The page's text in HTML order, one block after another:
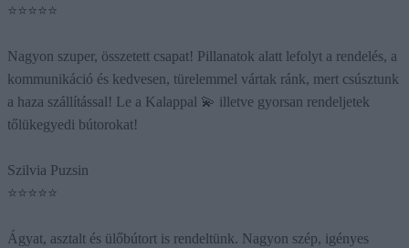
⭐⭐⭐⭐⭐
Nagyon szuper, összetett csapat! Pillanatok alatt lefolyt a rendelés, a
kommunikáció és kedvesen, türelemmel vártak ránk, mert csúsztunk
a haza szállítással! Le a Kalappal 💫 illetve gyorsan rendeljetek
tőlükegyedi bútorokat!
Szilvia Puzsin
⭐⭐⭐⭐⭐
Ágyat, asztalt és ülőbútort is rendeltünk. Nagyon szép, igényes